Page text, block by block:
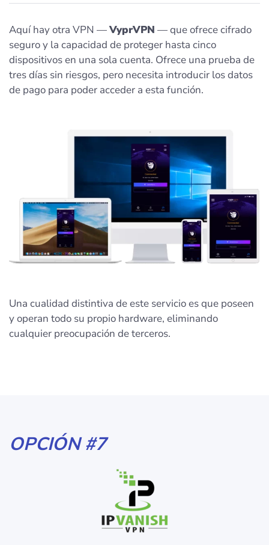
Aquí hay otra VPN —VyprVPN — que ofrece cifrado
seguro y la capacidad de proteger hasta cinco
dispositivos en una sola cuenta. Ofrece una prueba de
tres días sin riesgos, pero necesita introducir los datos
de pago para poder acceder a esta función.
Una cualidad distintiva de este servicio es que poseen
y operan todo su propio hardware, eliminando
cualquier preocupación de terceros.
OPCIÓN #7